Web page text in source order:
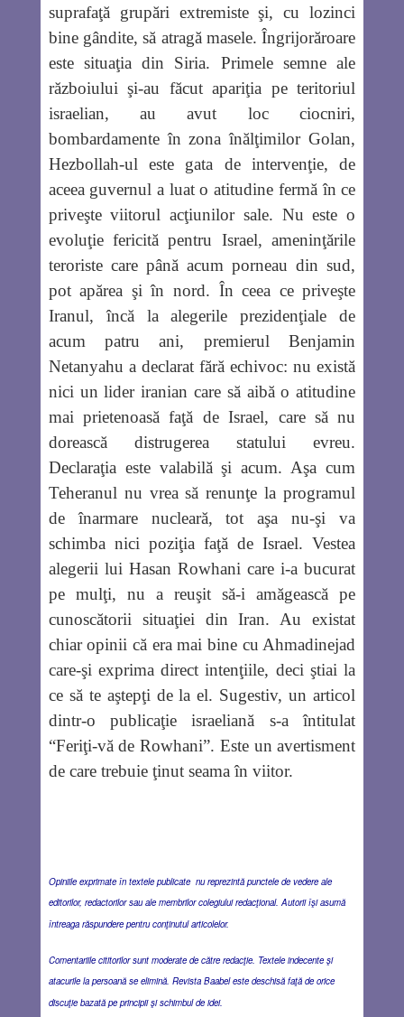
suprafaţă grupări extremiste şi, cu lozinci
bine gândite, să atragă masele. Îngrijorăroare
este situaţia din Siria. Primele semne ale
războiului şi-au făcut apariţia pe teritoriul
israelian, au avut loc ciocniri,
bombardamente în zona înălţimilor Golan,
Hezbollah-ul este gata de intervenţie, de
aceea guvernul a luat o atitudine fermă în ce
priveşte viitorul acţiunilor sale. Nu este o
evoluţie fericită pentru Israel, ameninţările
teroriste care până acum porneau din sud,
pot apărea şi în nord. În ceea ce priveşte
Iranul, încă la alegerile prezidenţiale de
acum patru ani, premierul Benjamin
Netanyahu a declarat fără echivoc: nu există
nici un lider iranian care să aibă o atitudine
mai prietenoasă faţă de Israel, care să nu
dorească distrugerea statului evreu.
Declaraţia este valabilă şi acum. Aşa cum
Teheranul nu vrea să renunţe la programul
de înarmare nucleară, tot aşa nu-şi va
schimba nici poziţia faţă de Israel. Vestea
alegerii lui Hasan Rowhani care i-a bucurat
pe mulţi, nu a reuşit să-i amăgească pe
cunoscătorii situaţiei din Iran. Au existat
chiar opinii că era mai bine cu Ahmadinejad
care-şi exprima direct intenţiile, deci ştiai la
ce să te aştepţi de la el. Sugestiv, un articol
dintr-o publicaţie israeliană s-a întitulat
“Feriţi-vă de Rowhani”. Este un avertisment
de care trebuie ţinut seama în viitor.
Opiniile exprimate în textele publicate nu reprezintă punctele de vedere ale
editorilor, redactorilor sau ale membrilor colegiului redacţional. Autorii îşi asumă
întreaga răspundere pentru conţinutul articolelor.
Comentariile cititorilor sunt moderate de către redacţie. Textele indecente şi
atacurile la persoană se elimină. Revista Baabel este deschisă faţă de orice
discuţie bazată pe principii şi schimbul de idei.